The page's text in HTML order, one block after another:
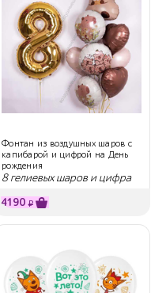
Фонтан из воздушных шаров с
капибарой и цифрой на День
рождения
8 гелиевых шаров и цифра
4190 ₽